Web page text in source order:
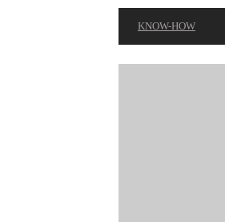
NAVIGATION
KNOW-HOW